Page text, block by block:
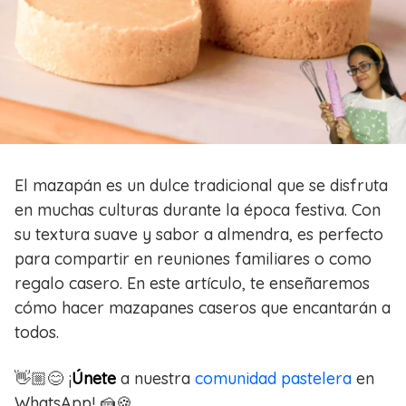
El mazapán es un dulce tradicional que se disfruta
en muchas culturas durante la época festiva. Con
su textura suave y sabor a almendra, es perfecto
para compartir en reuniones familiares o como
regalo casero. En este artículo, te enseñaremos
cómo hacer mazapanes caseros que encantarán a
todos.
👋🏼😊 ¡Únete a nuestra comunidad pastelera en